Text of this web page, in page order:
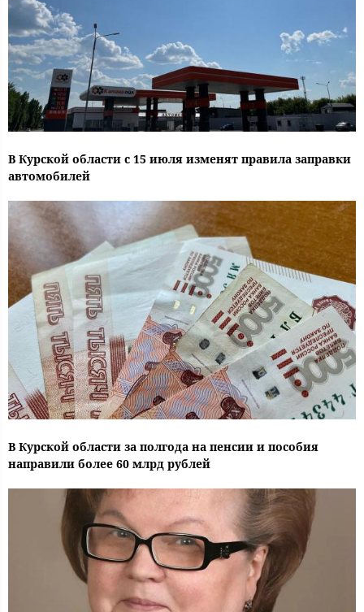
В Курской области с 15 июля изменят правила заправки
автомобилей
В Курской области за полгода на пенсии и пособия
направили более 60 млрд рублей